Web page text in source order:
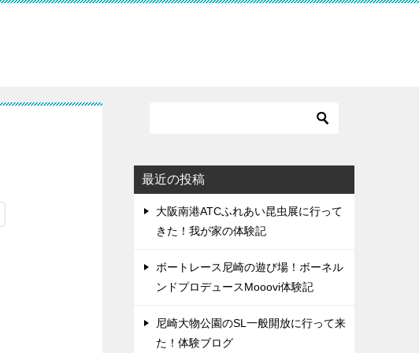
最近の投稿
大阪南港ATCふれあい昆虫展に行って
きた！我が家の体験記
ボートレース尼崎の遊び場！ボーネル
ンドプロデュースMooovi体験記
尼崎大物公園のSL一般開放に行って来
た！体験ブログ